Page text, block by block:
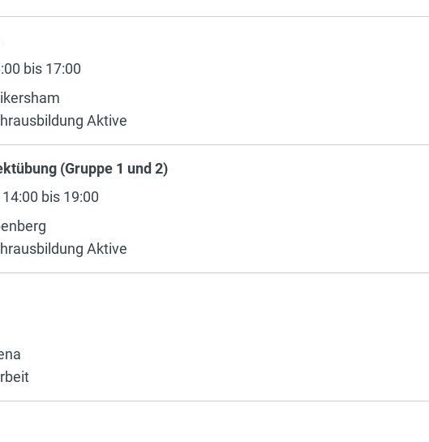
bis 17:00
Aktive
(Gruppe 1 und 2)
14:00 bis 19:00
Aktive